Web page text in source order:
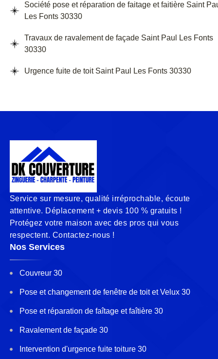
Société pose et réparation de faitage et faitière Saint
Les Fonts 30330
Travaux de ravalement de façade Saint Paul Les Fonts
30330
Urgence fuite de toit Saint Paul Les Fonts 30330
Service sur mesure, qualité irréprochable, écoute
attentive. Déplacement + devis 100 % gratuits !
Protégez votre maison avec des pros qui vous
respectent. Contactez-nous !
Nos Services
Couvreur 30
Pose et changement de fenêtre de toit et Velux 30
Pose et réparation de faîtage et faîtière 30
Ravalement de façade 30
Intervention d'urgence fuite toiture 30